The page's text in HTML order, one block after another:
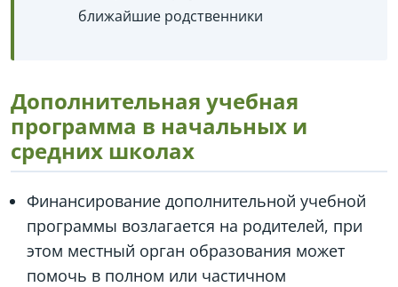
ближайшие родственники
Дополнительная учебная
программа в начальных и
средних школах
Финансирование дополнительной учебной
программы возлагается на родителей, при
этом местный орган образования может
помочь в полном или частичном